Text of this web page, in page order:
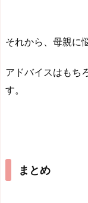
それから、母親に
アドバイスはもち
す。
まとめ